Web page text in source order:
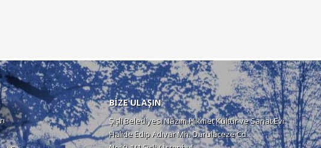
BİZE ULAŞIN
Şişli Belediyesi Nâzım Hikmet Kültür ve Sanat Evi
Halide Edip Adıvar Mh. Darülaceze Cd.